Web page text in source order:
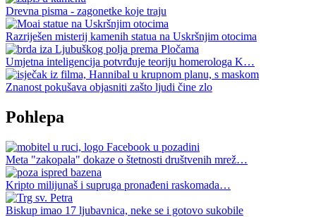
Drevna pisma - zagonetke koje traju
Razriješen misterij kamenih statua na Uskršnjim otocima
Umjetna inteligencija potvrđuje teoriju homerologa K…
Znanost pokušava objasniti zašto ljudi čine zlo
Pohlepa
Meta "zakopala" dokaze o štetnosti društvenih mrež…
Kripto milijunaš i supruga pronađeni raskomada…
Biskup imao 17 ljubavnica, neke se i gotovo sukobile